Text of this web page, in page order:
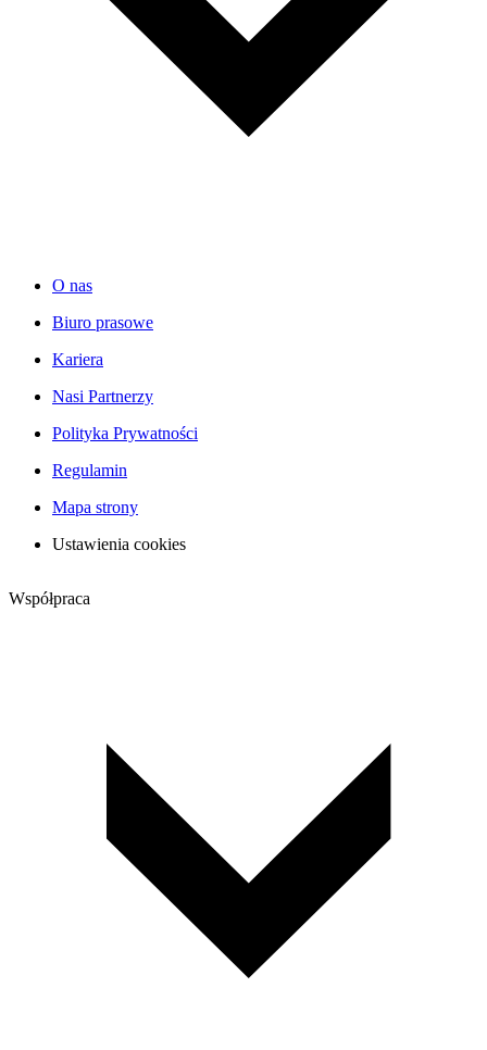
O nas
Biuro prasowe
Kariera
Nasi Partnerzy
Polityka Prywatności
Regulamin
Mapa strony
Ustawienia cookies
Współpraca